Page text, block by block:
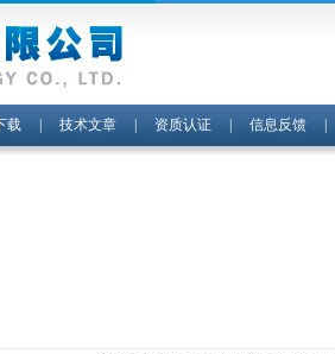
载 技术文章 资质认证 信息反馈